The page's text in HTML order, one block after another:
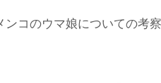
コのウマ娘についての考察